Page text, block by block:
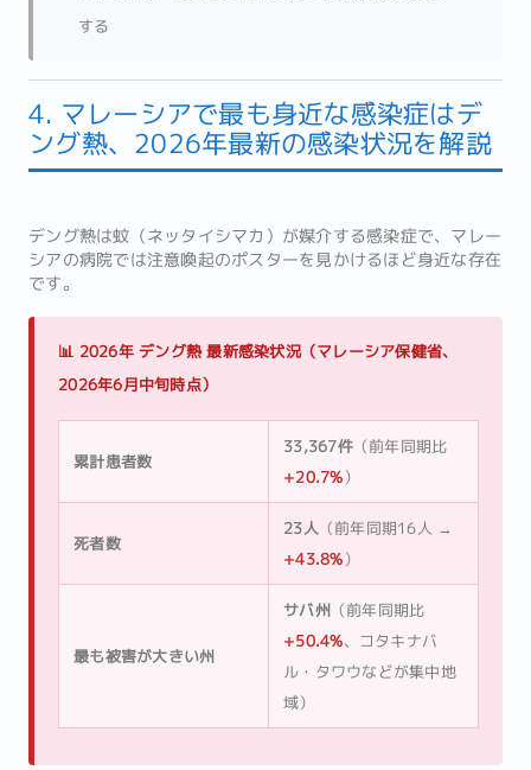
する
4. マレーシアで最も身近な感染症はデ
ング熱、2026年最新の感染状況を解説
デング熱は蚊（ネッタイシマカ）が媒介する感染症で、マレー
シアの病院では注意喚起のポスターを見かけるほど身近な存在
です。
📊 2026年 デング熱 最新感染状況（マレーシア保健省、
2026年6月中旬時点）
累計患者数
33,367件（前年同期比
+20.7%）
死者数
23人（前年同期16人 →
+43.8%）
最も被害が大きい州
サバ州（前年同期比
+50.4%、コタキナバ
ル・タワウなどが集中地
域）